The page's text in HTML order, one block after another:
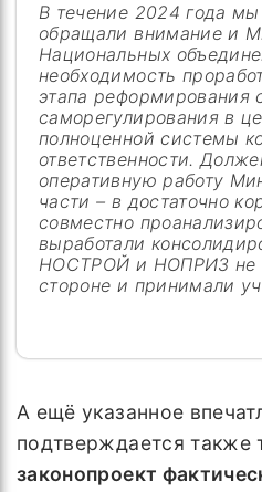
В течение 2024 года мы
обращали внимание и
Национальных
необходимость
этапа реформирования
саморегулирования в
полноценной системы
ответственности.
оперативную работу
части – в достаточно
совместно
выработали
НОСТРОЙ и НОПРИЗ не
стороне и принимали
А ещё указанное
подтверждается также
законопроект